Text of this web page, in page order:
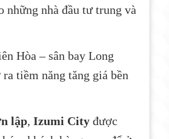
nhà đầu tư trung và
Hòa – sân bay Long
tiềm năng tăng giá bền
lập, Izumi City được